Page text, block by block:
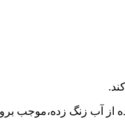
از آب زنگ زده،موجب